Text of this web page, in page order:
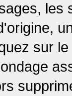
les
sur